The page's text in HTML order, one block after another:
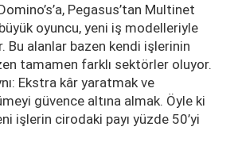
Pegasus’tan Multinet
oyuncu, yeni iş modelleriyle
Bu alanlar bazen kendi işlerinin
tamamen farklı sektörler oluyor.
Ekstra kâr yaratmak ve
güvence altına almak. Öyle ki
işlerin cirodaki payı yüzde 50’yi